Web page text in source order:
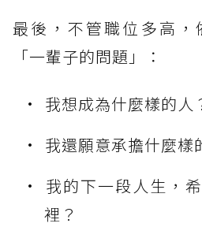
最後，不管職位多高，
「一輩子的問題」：
我想成為什麼樣的人
我還願意承擔什麼樣
我的下一段人生，
裡？